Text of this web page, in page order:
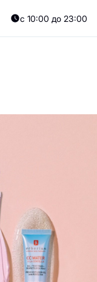
с 10:00 до 23:00